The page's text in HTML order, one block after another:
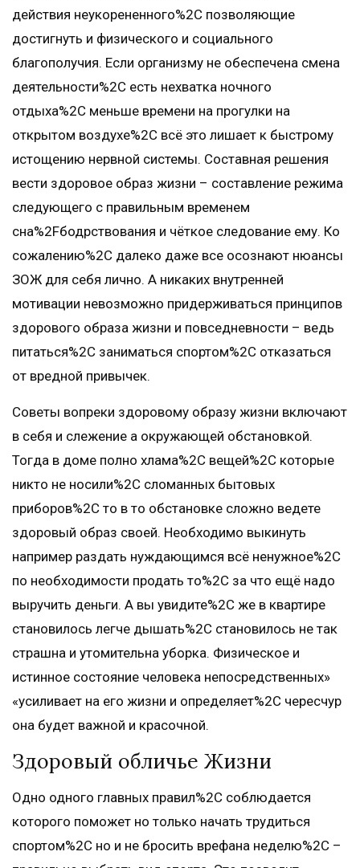
действия неукорененного%2C позволяющие
достигнуть и физического и социального
благополучия. Если организму не обеспечена смена
деятельности%2C есть нехватка ночного
отдыха%2C меньше времени на прогулки на
открытом воздухе%2C всё это лишает к быстрому
истощению нервной системы. Составная решения
вести здоровое образ жизни – составление режима
следующего с правильным временем
сна%2Fбодрствования и чёткое следование ему. Ко
сожалению%2C далеко даже все осознают нюансы
ЗОЖ для себя лично. А никаких внутренней
мотивации невозможно придерживаться принципов
здорового образа жизни и повседневности – ведь
питаться%2C заниматься спортом%2C отказаться
от вредной привычек.
Советы вопреки здоровому образу жизни включают
в себя и слежение а окружающей обстановкой.
Тогда в доме полно хлама%2C вещей%2C которые
никто не носили%2C сломанных бытовых
приборов%2C то в то обстановке сложно ведете
здоровый образ своей. Необходимо выкинуть
например раздать нуждающимся всё ненужное%2C
по необходимости продать то%2C за что ещё надо
выручить деньги. А вы увидите%2C же в квартире
становилось легче дышать%2C становилось не так
страшна и утомительна уборка. Физическое и
истинное состояние человека непосредственных»
«усиливает на его жизни и определяет%2C чересчур
она будет важной и красочной.
Здоровый обличье Жизни
Одно одного главных правил%2C соблюдается
которого поможет но только начать трудиться
спортом%2C но и не бросить врефана неделю%2C –